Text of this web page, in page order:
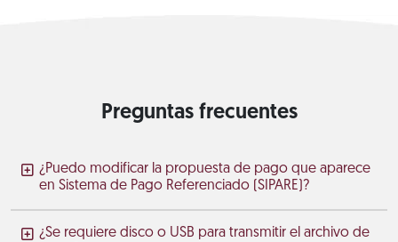
Preguntas frecuentes
¿Puedo modificar la propuesta de pago que aparece
en Sistema de Pago Referenciado (SIPARE)?
¿Se requiere disco o USB para transmitir el archivo de